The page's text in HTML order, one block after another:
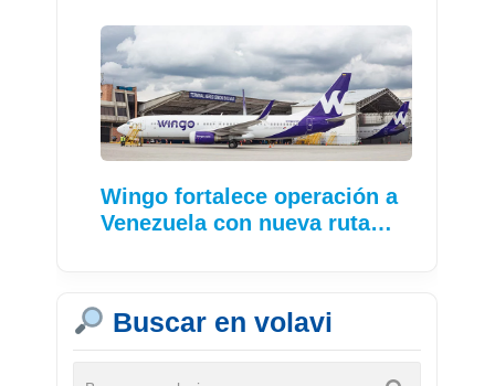
Wingo fortalece operación a
Venezuela con nueva ruta…
Buscar en volavi